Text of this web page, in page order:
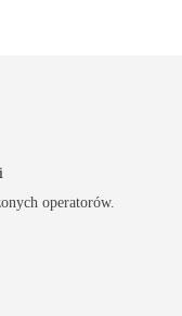
operatorów.